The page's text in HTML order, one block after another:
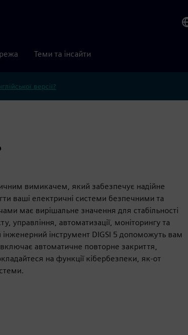
Теми та інсайти
версії?
вимикачем, який забезпечує надійне
ваші електричні системи безпечними та
має вирішальне значення для стабільності
управління, автоматизації, моніторингу та
інженерний інструмент DIGSI 5 допоможуть вам
автоматичне повторне закриття,
на функції кібербезпеки, як-от